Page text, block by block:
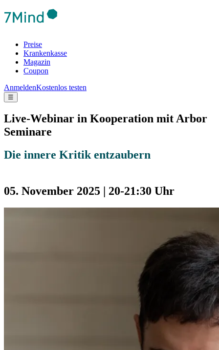
Preise
Krankenkasse
Magazin
Coupon
AnmeldenKostenlos testen
☰
Live-Webinar in Kooperation mit Arbor
Seminare
Die innere Kritik entzaubern
05. November 2025 | 20-21:30 Uhr